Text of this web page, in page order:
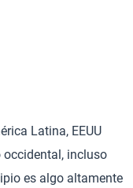
Latina, EEUU
occidental, incluso
es algo altamente